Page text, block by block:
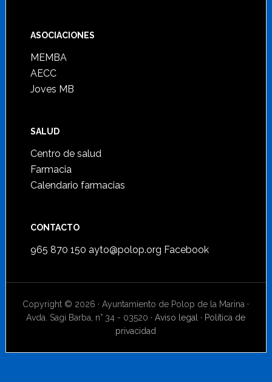
ASOCIACIONES
MEMBA
AECC
Joves MB
SALUD
Centro de salud
Farmacia
Calendario farmacias
CONTACTO
965 870 150 ayto@polop.org Facebook
Copyright © 2026 · Ayuntamiento de Polop de la Marina ·
Avda. Sagi Barba, n° 34 - 03520 ·Aviso legal · Política de
privacidad